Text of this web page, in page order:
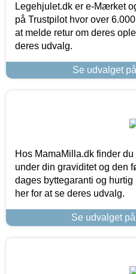
Legehjulet.dk er e-Mærket
på Trustpilot hvor over
at melde retur om deres
deres udvalg.
Se udvalget
Hos MamaMilla.dk finder
under din graviditet og den
dages byttegaranti og
her for at se deres udvalg.
Se udvalget